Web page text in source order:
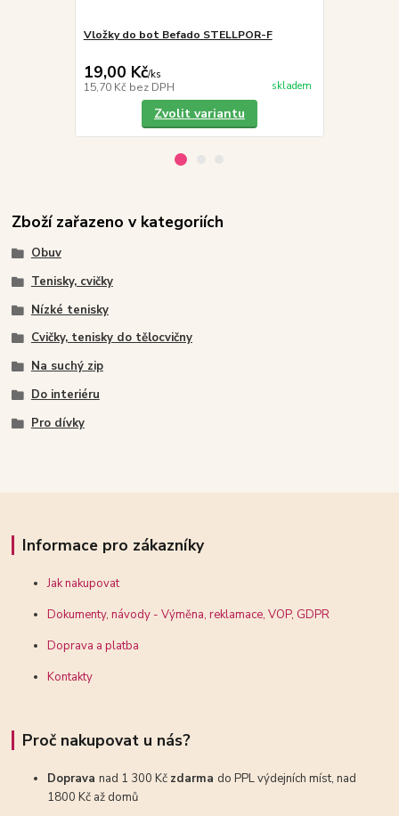
Vložky do bot Befado STELLPOR-F
19,00 Kč/ks
15,70 Kč bez DPH skladem
Zvolit variantu
Zboží zařazeno v kategoriích
Obuv
Tenisky, cvičky
Nízké tenisky
Cvičky, tenisky do tělocvičny
Na suchý zip
Do interiéru
Pro dívky
Informace pro zákazníky
Jak nakupovat
Dokumenty, návody - Výměna, reklamace, VOP, GDPR
Doprava a platba
Kontakty
Proč nakupovat u nás?
Dopravanad 1 300 Kč zdarma do PPL výdejních míst, nad
1800 Kč až domů